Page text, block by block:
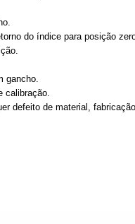
do índice para posição
gancho.
calibração.
defeito de material,